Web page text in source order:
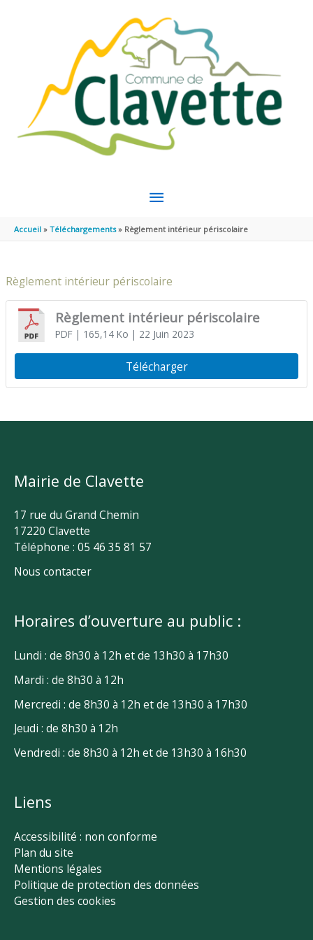
MENU
PRINCIPAL
Accueil Téléchargements Règlement intérieur périscolaire
Règlement intérieur périscolaire
Règlement intérieur périscolaire
PDF| 165,14 Ko | 22 Juin 2023
Télécharger
Mairie de Clavette
17 rue du Grand Chemin
17220 Clavette
Téléphone : 05 46 35 81 57
Nous contacter
Horaires d’ouverture au public :
Lundi : de 8h30 à 12h et de 13h30 à 17h30
Mardi : de 8h30 à 12h
Mercredi : de 8h30 à 12h et de 13h30 à 17h30
Jeudi : de 8h30 à 12h
Vendredi : de 8h30 à 12h et de 13h30 à 16h30
Liens
Accessibilité : non conforme
Plan du site
Mentions légales
Politique de protection des données
Gestion des cookies